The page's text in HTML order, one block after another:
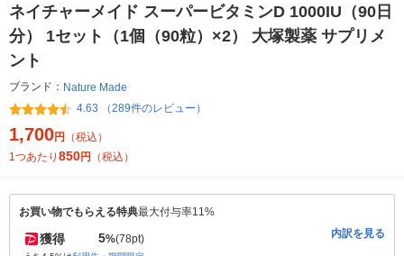
ネイチャーメイド スーパービタミンD 1000IU（90日
分） 1セット（1個（90粒）×2） 大塚製薬 サプリメ
ント
ブランド： Nature Made
4.63 （289件のレビュー）
1,700円
（税込）
1つあたり 850円 （税込）
お買い物でもらえる特典最大付与率11%
獲得 5%(78pt) 内訳を見る